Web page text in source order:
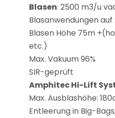
Blasen: 2500 m3/u
Blasanwendungen auf
Blasen Höhe 75m
etc.)
Max. Vakuum 96%
SIR-geprüft
Amphitec Hi-Lift
Max. Ausblashöhe:
Entleerung in Big-